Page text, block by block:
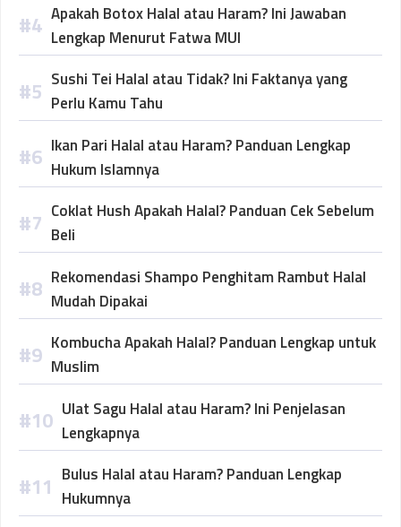
Apakah Botox Halal atau Haram? Ini Jawaban
Lengkap Menurut Fatwa MUI
Sushi Tei Halal atau Tidak? Ini Faktanya yang
Perlu Kamu Tahu
Ikan Pari Halal atau Haram? Panduan Lengkap
Hukum Islamnya
Coklat Hush Apakah Halal? Panduan Cek Sebelum
Beli
Rekomendasi Shampo Penghitam Rambut Halal
Mudah Dipakai
Kombucha Apakah Halal? Panduan Lengkap untuk
Muslim
Ulat Sagu Halal atau Haram? Ini Penjelasan
Lengkapnya
Bulus Halal atau Haram? Panduan Lengkap
Hukumnya